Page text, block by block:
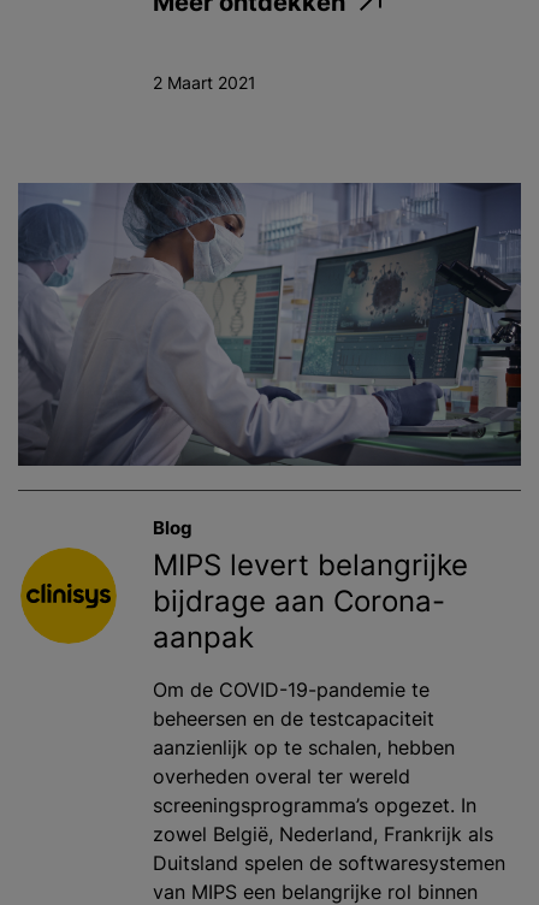
2 Maart 2021
Blog
MIPS levert belangrijke
bijdrage aan Corona-
aanpak
Om de COVID-19-pandemie te
beheersen en de testcapaciteit
aanzienlijk op te schalen, hebben
overheden overal ter wereld
screeningsprogramma’s opgezet. In
zowel België, Nederland, Frankrijk als
Duitsland spelen de softwaresystemen
van MIPS een belangrijke rol binnen